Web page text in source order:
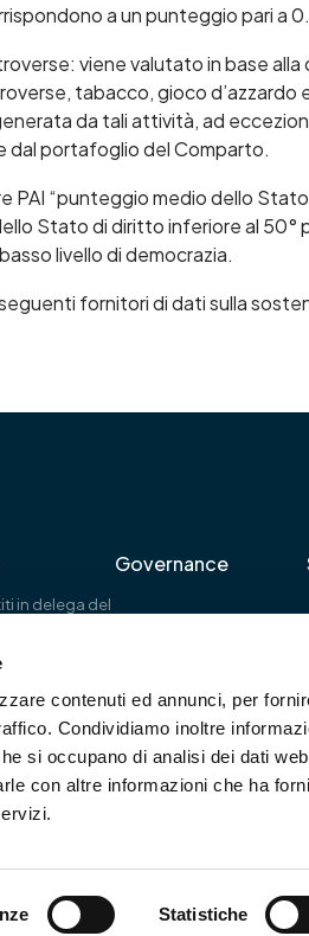
contenuti ed annunci, per
Condividiamo inoltre
si occupano di analisi dei dati
con altre informazioni che ha
Statistiche
a un punteggio pari a 0.
viene valutato in base
tabacco, gioco
da tali attività, ad
dal portafoglio del Comparto.
PAI “punteggio medio dello
Stato di diritto inferiore al 50°
livello di democrazia.
fornitori di dati sulla
in delega del
SGR
Governance
sociale € 1.500.000 i.v.
/ P. IVA n° 10107990961
MI-2506116
all’Albo delle SGR ex art. 35 del TUF